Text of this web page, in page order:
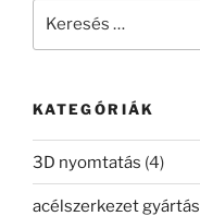
KATEGÓRIÁK
3D nyomtatás (4)
acélszerkezet gyártás